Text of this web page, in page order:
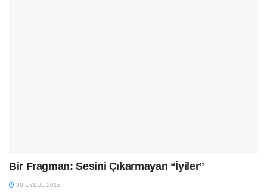
Bir Fragman: Sesini Çıkarmayan “İyiler”
30 EYLÜL 2016